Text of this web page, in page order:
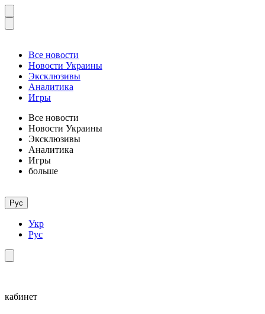
Все новости
Новости Украины
Эксклюзивы
Аналитика
Игры
Все новости
Новости Украины
Эксклюзивы
Аналитика
Игры
больше
Рус
Укр
Рус
кабинет